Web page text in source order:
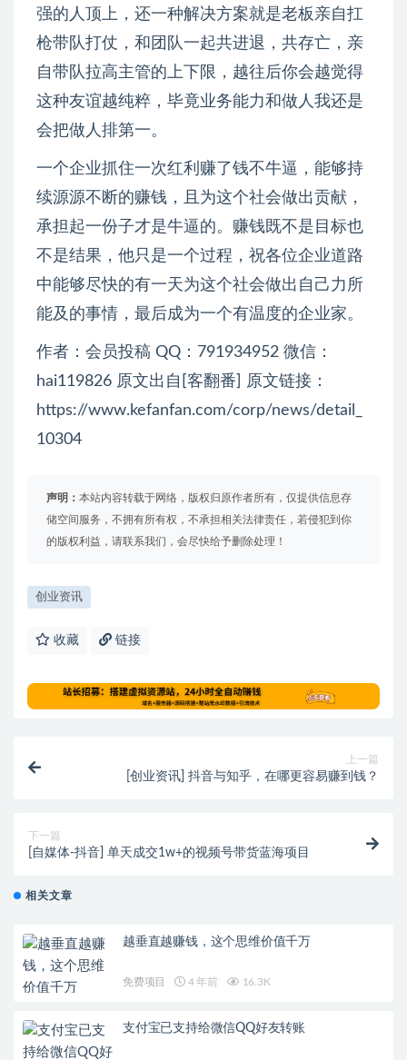
强的人顶上，还一种解决方案就是老板亲自扛
枪带队打仗，和团队一起共进退，共存亡，亲
自带队拉高主管的上下限，越往后你会越觉得
这种友谊越纯粹，毕竟业务能力和做人我还是
会把做人排第一。
一个企业抓住一次红利赚了钱不牛逼，能够持
续源源不断的赚钱，且为这个社会做出贡献，
承担起一份子才是牛逼的。赚钱既不是目标也
不是结果，他只是一个过程，祝各位企业道路
中能够尽快的有一天为这个社会做出自己力所
能及的事情，最后成为一个有温度的企业家。
作者：会员投稿 QQ：791934952 微信：
hai119826 原文出自[客翻番] 原文链接：
https://www.kefanfan.com/corp/news/detail_
10304
声明： 本站内容转载于网络，版权归原作者所有，仅提供信息存
储空间服务，不拥有所有权，不承担相关法律责任，若侵犯到你
的版权利益，请联系我们，会尽快给予删除处理！
创业资讯
收藏 链接
上一篇
[创业资讯] 抖音与知乎，在哪更容易赚到钱？
下一篇
[自媒体-抖音] 单天成交1w+的视频号带货蓝海项目
相关文章
越垂直越赚钱，这个思维价值千万
免费项目 4 年前 16.3K
支付宝已支持给微信QQ好友转账